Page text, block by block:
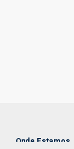
Onde Estamos